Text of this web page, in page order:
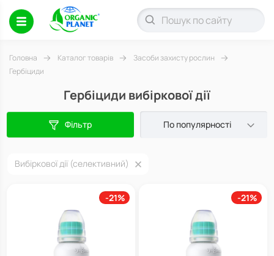
Головна Каталог товарів
Засоби захисту рослин
Гербіциди
Гербіциди вибіркової дії
Фільтр По популярності
Вибіркової дії (селективний)
-21% -21%